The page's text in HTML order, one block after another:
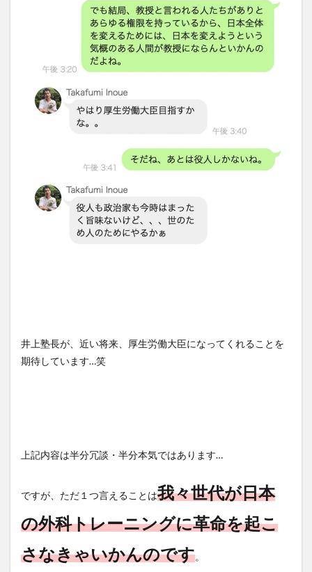
井上塾長が、近い将来、厚生労働大臣になってくれることを
期待しています…笑
上記内容は半分冗談・半分本気ではあります…
ですが、ただ１つ言えることは我々世代が日本
の外科トレーニングに革命を起こ
さなきゃいかんのです。